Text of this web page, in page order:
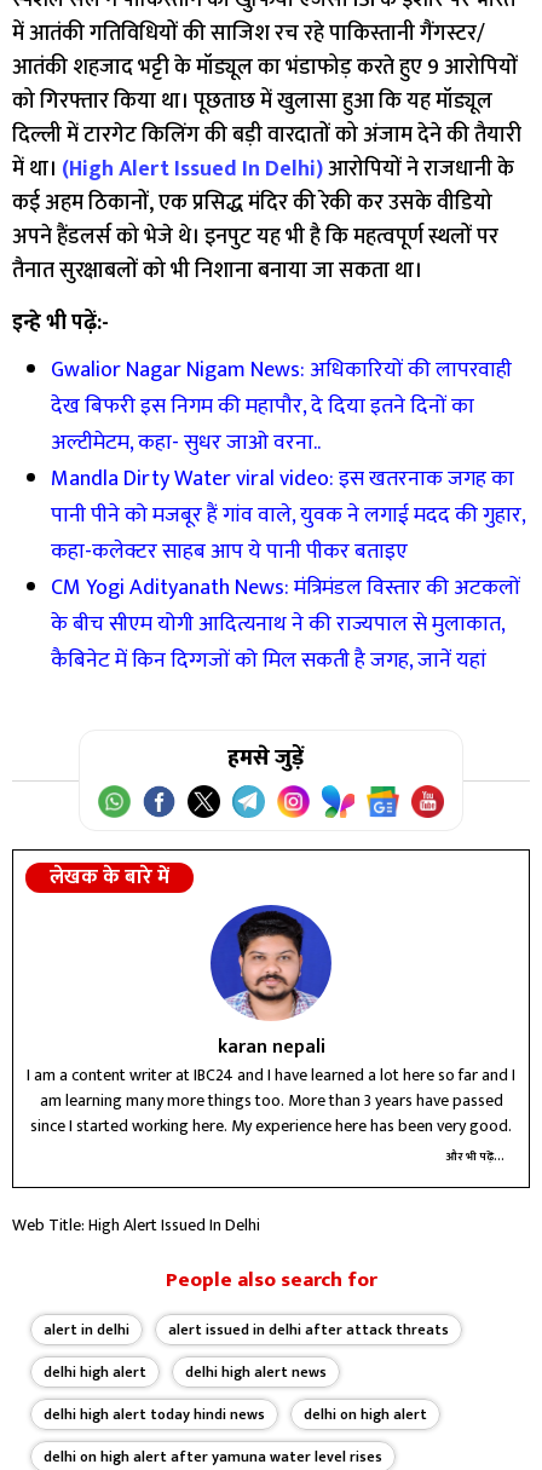
में आतंकी गतिविधियों की साजिश रच रहे पाकिस्तानी गैंगस्टर/
आतंकी शहजाद भट्टी के मॉड्यूल का भंडाफोड़ करते हुए 9 आरोपियों
को गिरफ्तार किया था। पूछताछ में खुलासा हुआ कि यह मॉड्यूल
दिल्ली में टारगेट किलिंग की बड़ी वारदातों को अंजाम देने की तैयारी
में था। (High Alert Issued In Delhi)आरोपियों ने राजधानी के
कई अहम ठिकानों, एक प्रसिद्ध मंदिर की रेकी कर उसके वीडियो
अपने हैंडलर्स को भेजे थे। इनपुट यह भी है कि महत्वपूर्ण स्थलों पर
तैनात सुरक्षाबलों को भी निशाना बनाया जा सकता था।
इन्हे भी पढ़ें:-
Gwalior Nagar Nigam News: अधिकारियों की लापरवाही
देख बिफरी इस निगम की महापौर, दे दिया इतने दिनों का
अल्टीमेटम, कहा- सुधर जाओ वरना..
Mandla Dirty Water viral video: इस खतरनाक जगह का
पानी पीने को मजबूर हैं गांव वाले, युवक ने लगाई मदद की गुहार,
कहा-कलेक्टर साहब आप ये पानी पीकर बताइए
CM Yogi Adityanath News: मंत्रिमंडल विस्तार की अटकलों
के बीच सीएम योगी आदित्यनाथ ने की राज्यपाल से मुलाकात,
कैबिनेट में किन दिग्गजों को मिल सकती है जगह, जानें यहां
हमसे जुड़ें
लेखक के बारे में
karan nepali
I am a content writer at IBC24 and I have learned a lot here so far and I
am learning many more things too. More than 3 years have passed
since I started working here. My experience here has been very good.
और भी पढ़ें...
Web Title: High Alert Issued In Delhi
People also search for
alert in delhi
alert issued in delhi after attack threats
delhi high alert
delhi high alert news
delhi high alert today hindi news
delhi on high alert
delhi on high alert after yamuna water level rises